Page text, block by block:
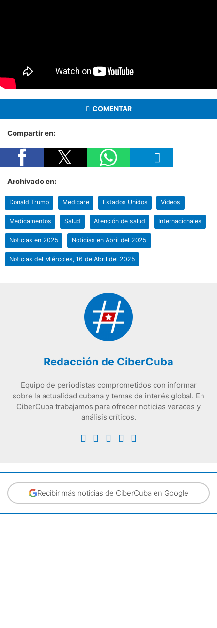
COMENTAR
Compartir en:
Archivado en:
Donald Trump Medicare Estados Unidos Videos
Medicamentos Salud Atención de salud Internacionales
Noticias en 2025 Noticias en Abril del 2025
Noticias del Miércoles, 16 de Abril del 2025
Redacción de CiberCuba
Equipo de periodistas comprometidos con informar
sobre la actualidad cubana y temas de interés global. En
CiberCuba trabajamos para ofrecer noticias veraces y
análisis críticos.
Recibir más noticias de CiberCuba en Google